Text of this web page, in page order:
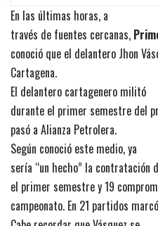
En las últimas horas, a
través de fuentes cercanas,
conoció que el delantero Jhon
Cartagena.
El delantero cartagenero militó
durante el primer semestre del
pasó a Alianza Petrolera.
Según conoció este medio, ya
sería “un hecho” la contratación
el primer semestre y 19
campeonato. En 21 partidos